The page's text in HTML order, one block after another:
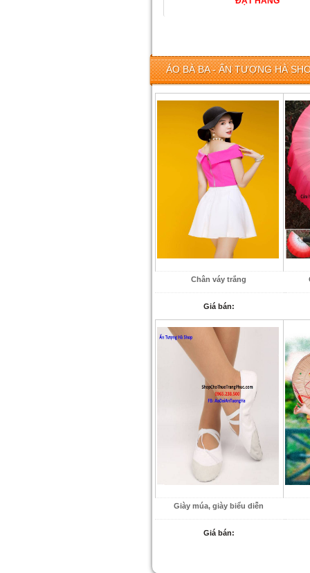
ÁO BÀ BA - ẤN TƯỢNG HÀ
Chân váy trắng
Giá bán:
Giày múa, giày biểu diễn
Giá bán: